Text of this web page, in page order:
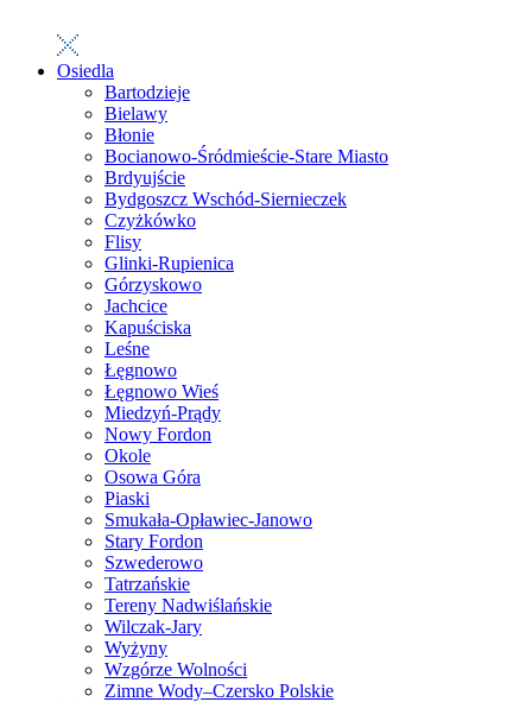
Osiedla
Bartodzieje
Bielawy
Błonie
Bocianowo-Śródmieście-Stare Miasto
Brdyujście
Bydgoszcz Wschód-Siernieczek
Czyżkówko
Flisy
Glinki-Rupienica
Górzyskowo
Jachcice
Kapuściska
Leśne
Łęgnowo
Łęgnowo Wieś
Miedzyń-Prądy
Nowy Fordon
Okole
Osowa Góra
Piaski
Smukała-Opławiec-Janowo
Stary Fordon
Szwederowo
Tatrzańskie
Tereny Nadwiślańskie
Wilczak-Jary
Wyżyny
Wzgórze Wolności
Zimne Wody–Czersko Polskie